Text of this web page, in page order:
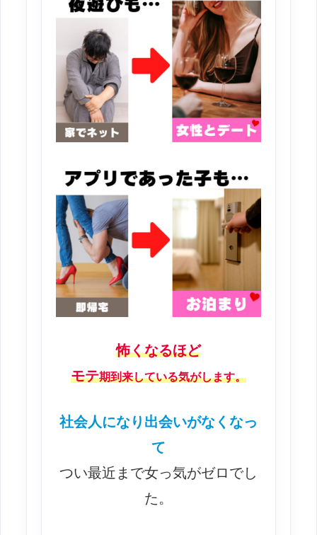
怖くなるほど
モテ期到来している気がします。
社会人になり出会いがなくなっ
て
つい最近まで女っ気がゼロでし
た。